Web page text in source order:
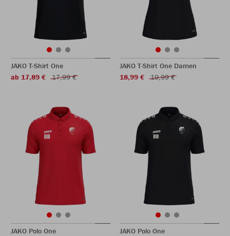
JAKO T-Shirt One
ab 17,89 €
17,99 €
JAKO T-Shirt One Damen
18,99 €
19,99 €
JAKO Polo One
JAKO Polo One